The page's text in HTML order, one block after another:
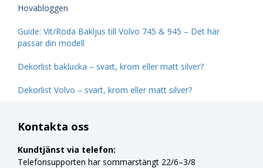
Hovabloggen
Guide: Vit/Röda Bakljus till Volvo 745 & 945 – Det här
passar din modell
Dekorlist baklucka – svart, krom eller matt silver?
Dekorlist Volvo – svart, krom eller matt silver?
Kontakta oss
Kundtjänst via telefon:
Telefonsupporten har sommarstängt 22/6–3/8